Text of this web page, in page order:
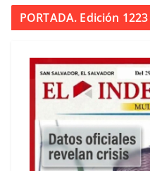
PORTADA. Edición 1223